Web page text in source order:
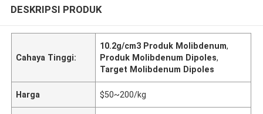
DESKRIPSI PRODUK
Cahaya Tinggi:
10.2g/cm3 Produk Molibdenum,
Produk Molibdenum Dipoles,
Target Molibdenum Dipoles
Harga $50~200/kg